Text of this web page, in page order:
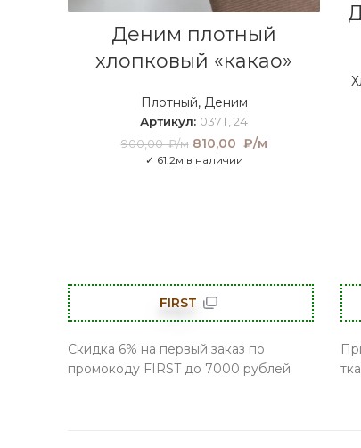
Деним плотный
хлопковый «какао»
Плотный, Деним
Артикул: 037T, 24
900,00₽/м
Первоначальная
цена составляла
810,00 ₽/м
✓ 61.2м в наличии
FIRST
Скидка 6% на первый заказ по
промокоду FIRST до 7000 рублей